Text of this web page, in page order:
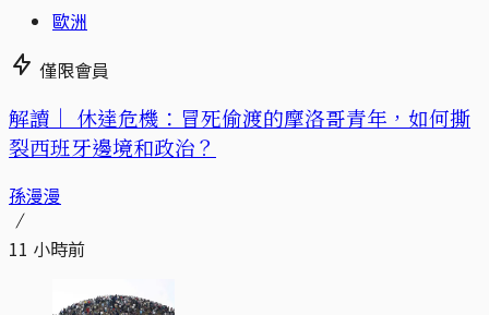
歐洲
僅限會員
解讀｜ 休達危機：冒死偷渡的摩洛哥青年，如何撕
裂西班牙邊境和政治？
孫漫漫
11 小時前